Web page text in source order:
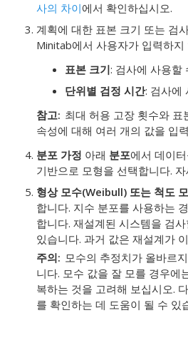
사의 차이에서 확인하십시오.
계획에 대한 표본 크기 또는 검
Minitab에서 사용자가 입력하
표본 크기: 검사에 사용할
단위별 검정 시간: 검사에
참고 최대 허용 고장 횟수와
속성에 대해 여러 개의 값을 입
분포 가정 아래 분포에서 데이
기반으로 모형을 선택합니다.
형상 모수(Weibull) 또는 척도
합니다. 지수 분포를 사용하는
합니다. 재설계된 시스템을 검
있습니다. 과거 값은 재설계가
주의 모수의 추정치가 올바르
니다. 모수 값을 잘 모를 경우에
복하는 것을 고려해 보십시오.
를 확인하는 데 도움이 될 수 있